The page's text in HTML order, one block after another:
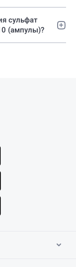
сульфат
(ампулы)?